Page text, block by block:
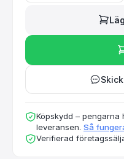
Köpskydd –
leveransen. Så
Verifierad